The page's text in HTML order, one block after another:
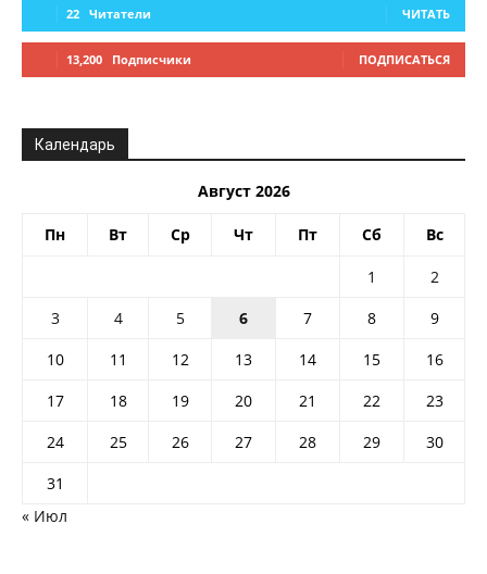
22 Читатели ЧИТАТЬ
13,200 Подписчики ПОДПИСАТЬСЯ
Календарь
Август 2026
Пн Вт Ср Чт Пт Сб Вс
1
2
3
4 5 6 7 8
9
10
11 12 13 14 15
16
17
18 19 20 21 22
23
24
25 26 27 28 29
30
31
« Июл